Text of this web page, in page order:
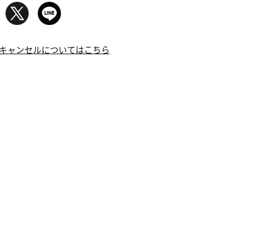
ャンセルについてはこちら